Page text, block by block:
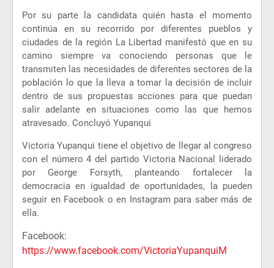
Por su parte la candidata quién hasta el momento
continúa en su recorrido por diferentes pueblos y
ciudades de la región La Libertad manifestó que en su
camino siempre va conociendo personas que le
transmiten las necesidades de diferentes sectores de la
población lo que la lleva a tomar la decisión de incluir
dentro de sus propuestas acciones para que puedan
salir adelante en situaciones como las que hemos
atravesado. Concluyó Yupanqui
Victoria Yupanqui tiene el objetivo de llegar al congreso
con el número 4 del partido Victoria Nacional liderado
por George Forsyth, planteando fortalecer la
democracia en igualdad de oportunidades, la pueden
seguir en Facebook o en Instagram para saber más de
ella.
Facebook:
https://www.facebook.com/VictoriaYupanquiM